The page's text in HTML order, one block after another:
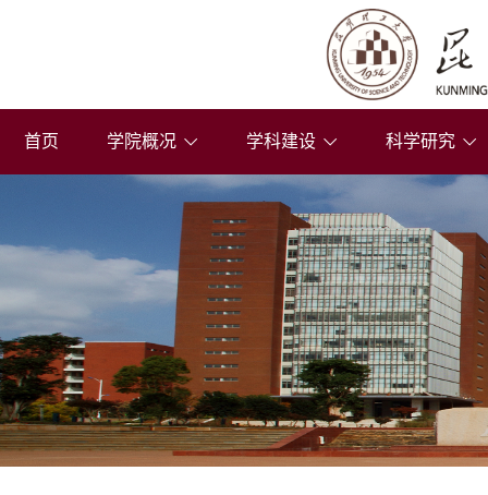
首页 学院概况 学科建设 科学研究